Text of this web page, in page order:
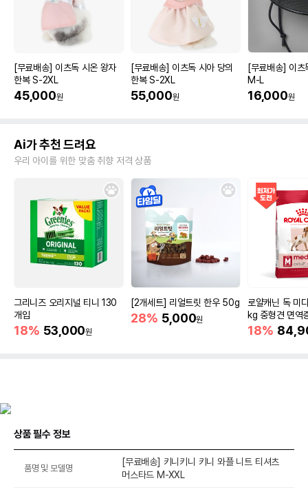
[무료배송] 이츠독 시온 왕자
한복 S-2XL
45,000원
[무료배송] 이츠독 시아 당의
한복 S-2XL
55,000원
[무료배송] 이츠
M-L
16,000원
Ai가 추천 드려요
우리 아이를 위한 맞춤 취향 저격 상품
그리니즈 오리지널 티니 130
개입
18% 53,000원
[2개세트] 리얼트릿 한우 50g
28% 5,000원
로얄캐닌 독 미
kg 중형견 면역
18%
상품 필수 정보
품명 및 모델명
[무료배송] 키니키니 키니 와플 니트 티셔츠
머스타드 M-XXL